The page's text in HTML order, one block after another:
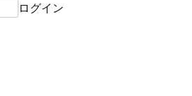
ログイン